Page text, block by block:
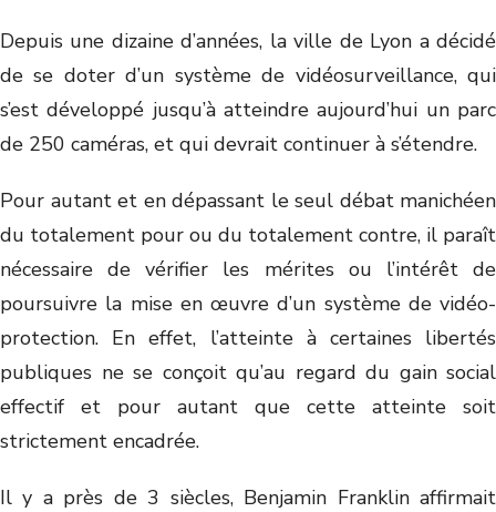
Depuis une dizaine d’années, la ville de Lyon a décidé
de se doter d’un système de vidéosurveillance, qui
s’est développé jusqu’à atteindre aujourd’hui un parc
de 250 caméras, et qui devrait continuer à s’étendre.
Pour autant et en dépassant le seul débat manichéen
du totalement pour ou du totalement contre, il paraît
nécessaire de vérifier les mérites ou l’intérêt de
poursuivre la mise en œuvre d’un système de vidéo-
protection. En effet, l’atteinte à certaines libertés
publiques ne se conçoit qu’au regard du gain social
effectif et pour autant que cette atteinte soit
strictement encadrée.
Il y a près de 3 siècles, Benjamin Franklin affirmait